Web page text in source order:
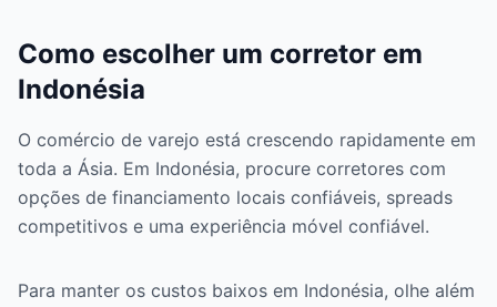
Como escolher um corretor em
Indonésia
O comércio de varejo está crescendo rapidamente em
toda a Ásia. Em Indonésia, procure corretores com
opções de financiamento locais confiáveis, spreads
competitivos e uma experiência móvel confiável.
Para manter os custos baixos em Indonésia, olhe além